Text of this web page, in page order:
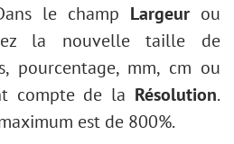
à lèvres
photo
le champ Largeur ou
la nouvelle taille de
pourcentage, mm, cm ou
compte de la Résolution.
est de 800%.